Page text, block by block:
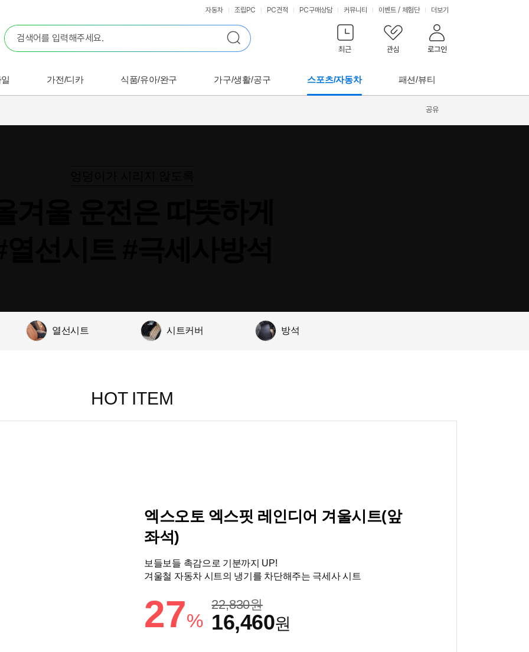
최근 관심 로그인
자동차 조립PC PC견적 PC구매상담 커뮤니티 이벤트 / 체험단 더보기
가전/디카 식품/유아/완구 가구/생활/공구 스포츠/자동차 패션/뷰티
공유
열선시트 시트커버 방석
HOT ITEM
엑스오토 엑스핏 레인디어 겨울시트(앞
좌석)
보들보들 촉감으로 기분까지 UP!
겨울철 자동차 시트의 냉기를 차단해주는 극세사 시트
27%
22,830원
16,460원